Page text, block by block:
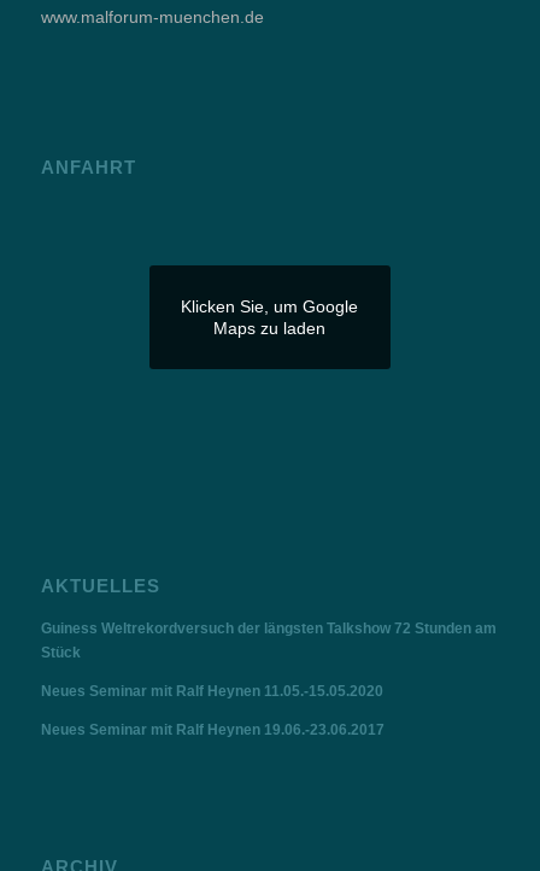
www.malforum-muenchen.de
ANFAHRT
Klicken Sie, um Google
Maps zu laden
AKTUELLES
Guiness Weltrekordversuch der längsten Talkshow 72 Stunden am
Stück
Neues Seminar mit Ralf Heynen 11.05.-15.05.2020
Neues Seminar mit Ralf Heynen 19.06.-23.06.2017
ARCHIV